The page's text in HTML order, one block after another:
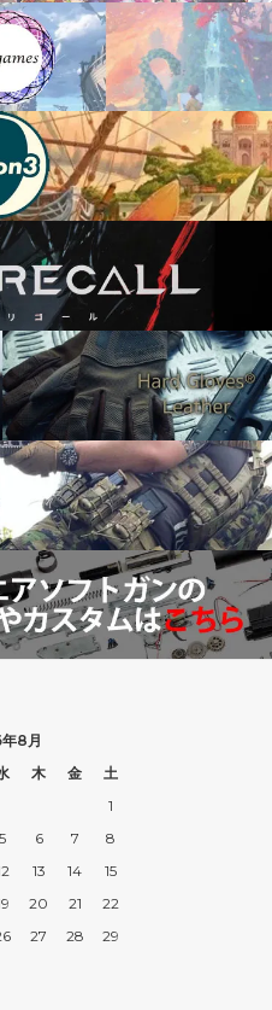
8月
木 金
土
1
5 6 7
8
13 14
15
20 21
22
27 28
29